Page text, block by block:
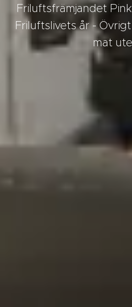
Friluftsfrämjandet
Friluftslivets år -
mat ute